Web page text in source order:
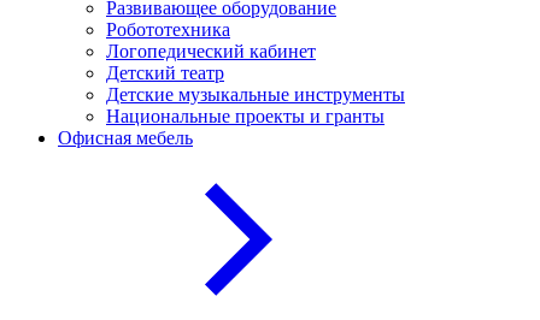
Развивающее оборудование
Робототехника
Логопедический кабинет
Детский театр
Детские музыкальные инструменты
Национальные проекты и гранты
Офисная мебель